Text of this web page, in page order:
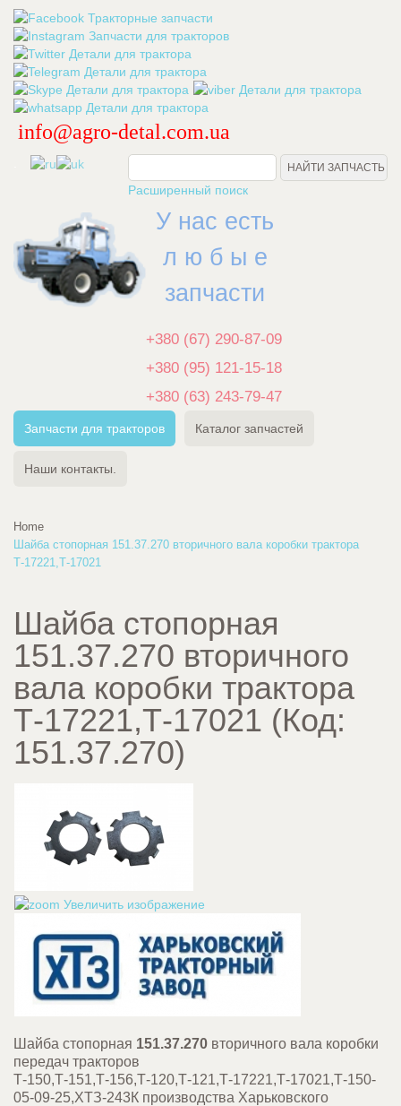
info@agro-detal.com.ua
Расширенный поиск
У нас есть
л ю б ы е
запчасти
+380 (67) 290-87-09
+380 (95) 121-15-18
+380 (63) 243-79-47
Запчасти для тракторов Каталог запчастей
Наши контакты.
Home
Шайба стопорная 151.37.270 вторичного вала коробки трактора
Т-17221,Т-17021
Шайба стопорная
151.37.270 вторичного
вала коробки трактора
Т-17221,Т-17021 (Код:
151.37.270)
Увеличить изображение
Шайба стопорная 151.37.270 вторичного вала коробки
передач тракторов
Т-150,Т-151,Т-156,Т-120,Т-121,Т-17221,Т-17021,Т-150-
05-09-25,ХТЗ-243К производства Харьковского